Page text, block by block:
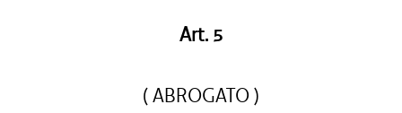
Art. 5
( ABROGATO )